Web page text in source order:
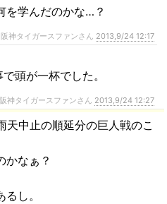
を学んだのかな…？
神タイガースファンさん 2013,9/24 12:17
頭が一杯でした。
神タイガースファンさん 2013,9/24 12:27
天中止の順延分の巨人戦のこ
かなぁ？
し。